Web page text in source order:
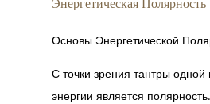
Основы Энергетической
С точки зрения тантры одной
энергии является